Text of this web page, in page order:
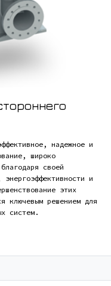
надежное и
широко
своей
энергоэффективности и
этих
ключевым решением для
систем.